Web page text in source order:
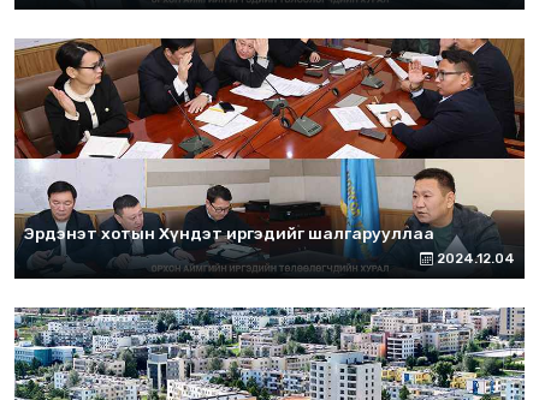
Эрдэнэт хотын Хүндэт иргэдийг шалгарууллаа
2024.12.04